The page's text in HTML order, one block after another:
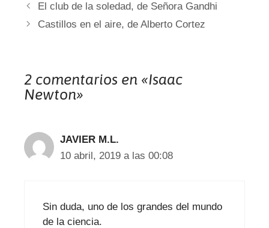
El club de la soledad, de Señora Gandhi
Castillos en el aire, de Alberto Cortez
2 comentarios en «Isaac
Newton»
JAVIER M.L.
10 abril, 2019 a las 00:08
Sin duda, uno de los grandes del mundo
de la ciencia.